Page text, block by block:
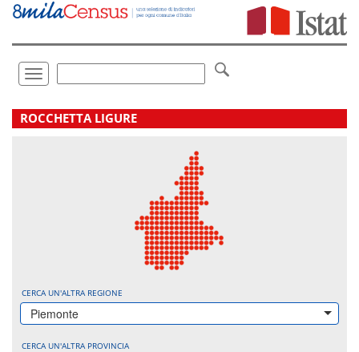
Vai
direttamente
Toggle
navigation
.
ROCCHETTA LIGURE
CERCA UN'ALTRA REGIONE
Piemonte
CERCA UN'ALTRA PROVINCIA